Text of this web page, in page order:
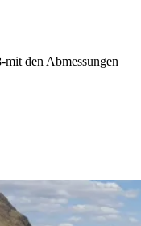
-mit den Abmessungen